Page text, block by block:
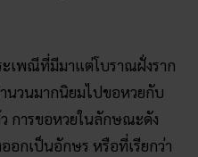
ะเพณีที่มีมาแต่โบราณฝั่งราก
นวนมากนิยมไปขอหวยกับ
การขอหวยในลักษณะดัง
อกเป็นอักษร หรือที่เรียกว่า